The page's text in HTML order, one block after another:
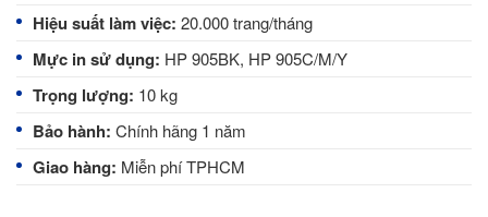
Hiệu suất làm việc: 20.000 trang/tháng
Mực in sử dụng: HP 905BK, HP 905C/M/Y
Trọng lượng: 10 kg
Bảo hành: Chính hãng 1 năm
Giao hàng: Miễn phí TPHCM